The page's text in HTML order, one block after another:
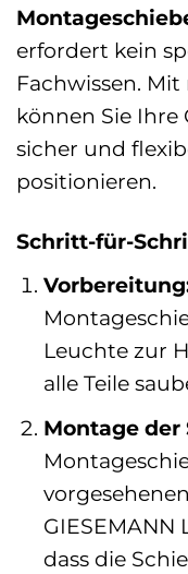
erfordert kein
Fachwissen.
können Sie Ihre
sicher und
positionieren.
Schritt-für-
Leuchte zur
alle Teile
Montage der
GIESEMANN
dass die